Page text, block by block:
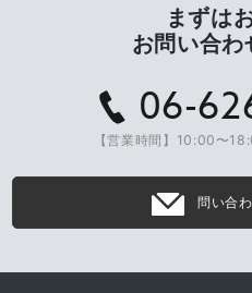
まずは
お問い合わ
06-
【営業時間】10:00〜
問い合